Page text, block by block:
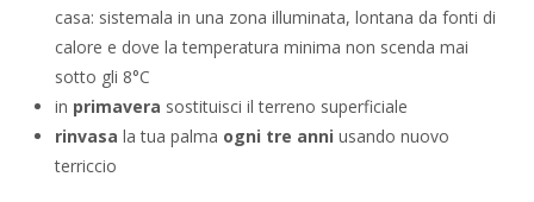
casa: sistemala in una zona illuminata, lontana da fonti di
calore e dove la temperatura minima non scenda mai
sotto gli 8°C
in primavera sostituisci il terreno superficiale
rinvasa la tua palma ogni tre anni usando nuovo
terriccio